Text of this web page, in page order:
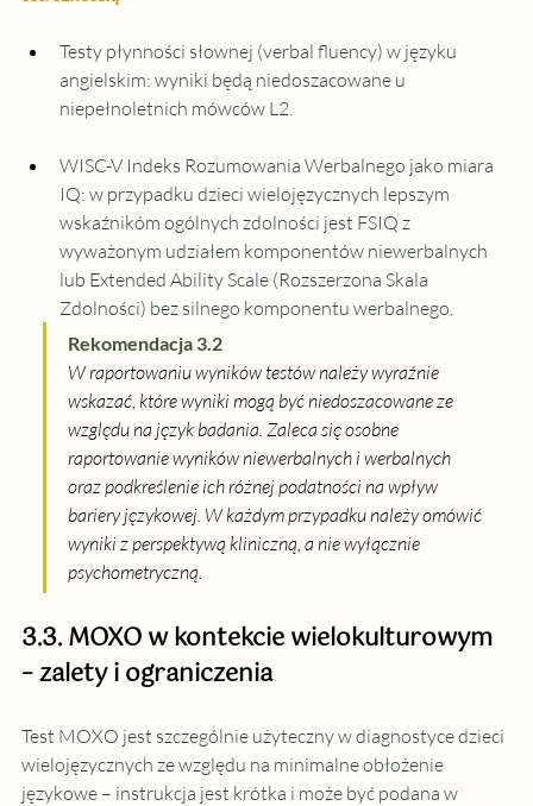
Testy płynności słownej (verbal fluency) w języku
angielskim: wyniki będą niedoszacowane u
niepełnoletnich mówców L2.
WISC-V Indeks Rozumowania Werbalnego jako miara
IQ: w przypadku dzieci wielojęzycznych lepszym
wskaźnikóm ogólnych zdolności jest FSIQ z
wyważonym udziałem komponentów niewerbalnych
lub Extended Ability Scale (Rozszerzona Skala
Zdolności) bez silnego komponentu werbalnego.
Rekomendacja 3.2
W raportowaniu wyników testów należy wyraźnie
wskazać, które wyniki mogą być niedoszacowane ze
względu na język badania. Zaleca się osobne
raportowanie wyników niewerbalnych i werbalnych
oraz podkreślenie ich różnej podatności na wpływ
bariery językowej. W każdym przypadku należy omówić
wyniki z perspektywą kliniczną, a nie wyłącznie
psychometryczną.
3.3. MOXO w kontekcie wielokulturowym
– zalety i ograniczenia
Test MOXO jest szczególnie użyteczny w diagnostyce dzieci
wielojęzycznych ze względu na minimalne obłożenie
językowe – instrukcja jest krótka i może być podana w